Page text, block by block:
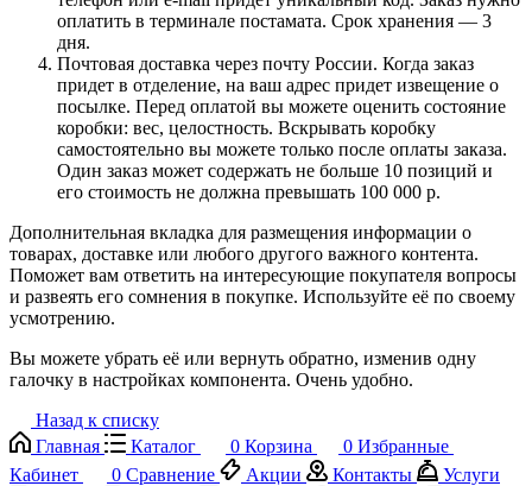
оплатить в терминале постамата. Срок хранения — 3
дня.
Почтовая доставка через почту России. Когда заказ
придет в отделение, на ваш адрес придет извещение о
посылке. Перед оплатой вы можете оценить состояние
коробки: вес, целостность. Вскрывать коробку
самостоятельно вы можете только после оплаты заказа.
Один заказ может содержать не больше 10 позиций и
его стоимость не должна превышать 100 000 р.
Дополнительная вкладка для размещения информации о
товарах, доставке или любого другого важного контента.
Поможет вам ответить на интересующие покупателя вопросы
и развеять его сомнения в покупке. Используйте её по своему
усмотрению.
Вы можете убрать её или вернуть обратно, изменив одну
галочку в настройках компонента. Очень удобно.
Назад к списку
Главная
Каталог 0 Корзина 0 Избранные
Кабинет
0 Сравнение Акции Контакты
Услуги